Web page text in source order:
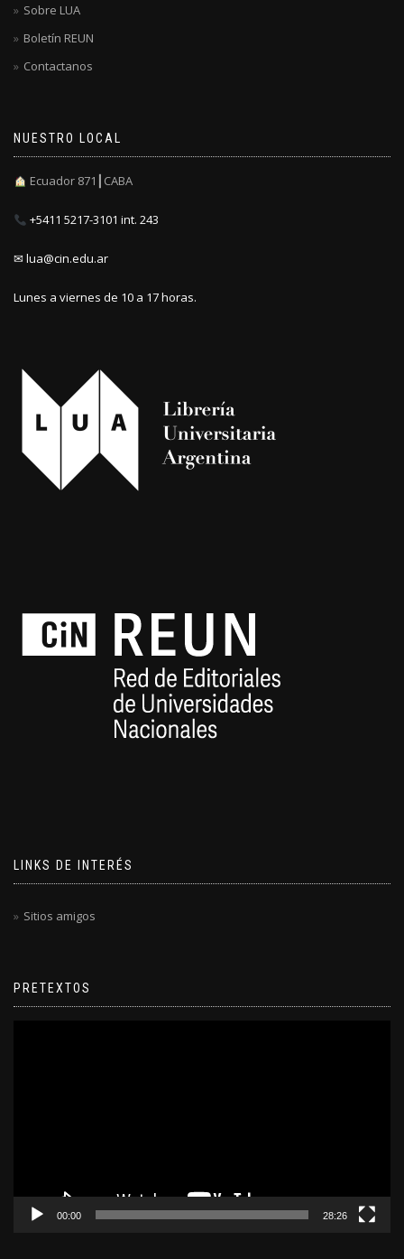
Sobre LUA
Boletín REUN
Contactanos
NUESTRO LOCAL
Ecuador 871┃CABA
+5411 5217-3101 int. 243
✉ lua@cin.edu.ar
Lunes a viernes de 10 a 17 horas.
LINKS DE INTERÉS
Sitios amigos
PRETEXTOS
00:00 28:26